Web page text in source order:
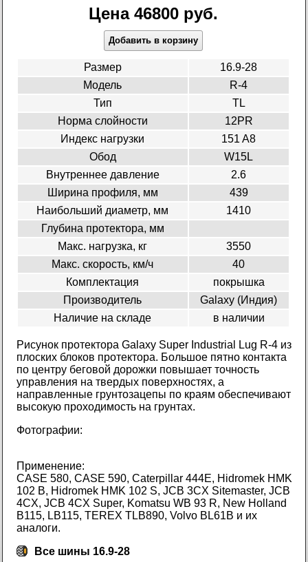
Цена 46800 руб.
Добавить в корзину
Размер
16.9-28
Модель
R-4
Тип
TL
Норма слойности
12PR
Индекс нагрузки
151 A8
Обод
W15L
Внутреннее давление
2.6
Ширина профиля, мм
439
Наибольший диаметр, мм
1410
Глубина протектора, мм
Макс. нагрузка, кг
3550
Макс. скорость, км/ч
40
Комплектация
покрышка
Производитель
Galaxy (Индия)
Наличие на складе
в наличии
Рисунок протектора Galaxy Super Industrial Lug R-4 из
плоских блоков протектора. Большое пятно контакта
по центру беговой дорожки повышает точность
управления на твердых поверхностях, а
направленные грунтозацепы по краям обеспечивают
высокую проходимость на грунтах.
Фотографии:
Применение:
CASE 580, CASE 590, Caterpillar 444E, Hidromek HMK
102 B, Hidromek HMK 102 S, JCB 3CX Sitemaster, JCB
4CX, JCB 4CX Super, Komatsu WB 93 R, New Holland
B115, LB115, TEREX TLB890, Volvo BL61B и их
аналоги.
Все шины 16.9-28